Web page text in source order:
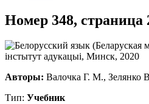
Номер 348, страница
Авторы: Валочка Г. М., Зелянко
Тип: Учебник